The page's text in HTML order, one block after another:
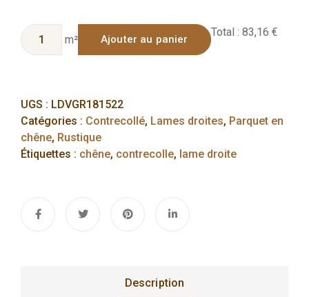
m² Ajouter au panier
Total : 83,16 €
UGS : LDVGR181522
Catégories : Contrecollé, Lames droites, Parquet en
chêne, Rustique
Étiquettes : chêne, contrecolle, lame droite
Description